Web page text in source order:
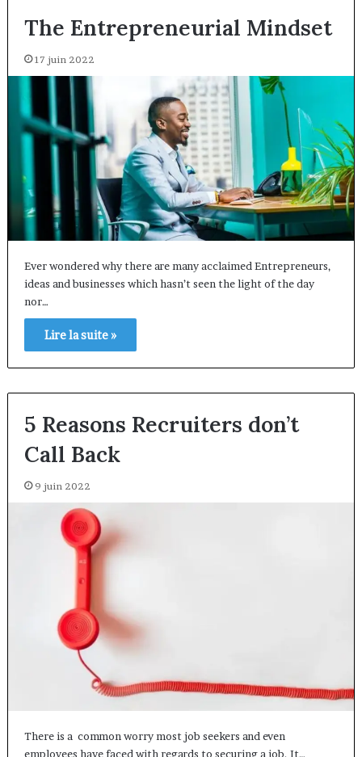
The Entrepreneurial Mindset
17 juin 2022
Ever wondered why there are many acclaimed Entrepreneurs,
ideas and businesses which hasn’t seen the light of the day
nor…
Lire la suite »
5 Reasons Recruiters don’t
Call Back
9 juin 2022
There is a common worry most job seekers and even
employees have faced with regards to securing a job. It…